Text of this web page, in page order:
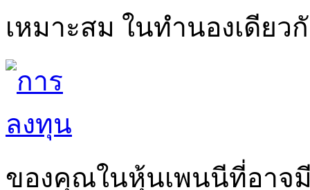
เหมาะสม ในทำนองเดีย
ของคุณในหุ้นเพนนีที่อาจ